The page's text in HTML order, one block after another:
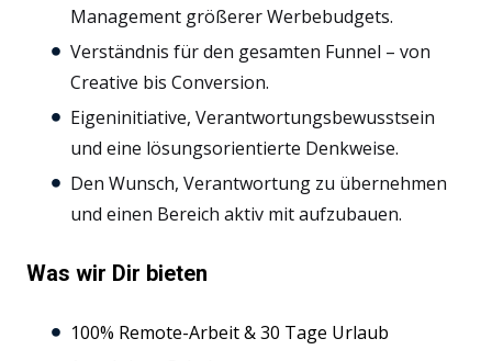
Management größerer Werbebudgets.
Verständnis für den gesamten Funnel – von
Creative bis Conversion.
Eigeninitiative, Verantwortungsbewusstsein
und eine lösungsorientierte Denkweise.
Den Wunsch, Verantwortung zu übernehmen
und einen Bereich aktiv mit aufzubauen.
Was wir Dir bieten
100% Remote-Arbeit & 30 Tage Urlaub